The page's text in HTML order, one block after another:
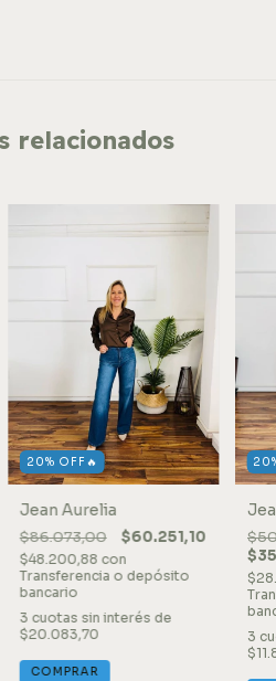
relacionados
20% OFF🔥
Jean Aurelia
$86.073,00 $60.251,10
$48.200,88 con
Transferencia o depósito
bancario
3 cuotas sin interés de
$20.083,70
COMPRAR
3